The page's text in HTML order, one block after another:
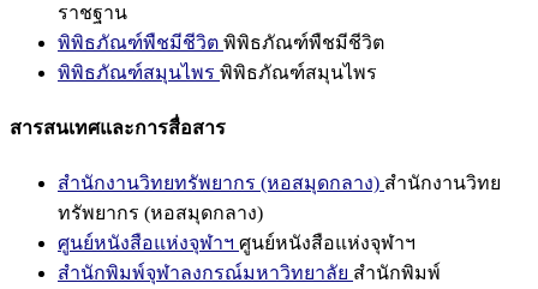
ราชฐาน
พิพิธภัณฑ์พืชมีชีวิต พิพิธภัณฑ์พืชมีชีวิต
พิพิธภัณฑ์สมุนไพร พิพิธภัณฑ์สมุนไพร
สารสนเทศและการสื่อสาร
สำนักงานวิทยทรัพยากร (หอสมุดกลาง) สำนักงานวิทย
ทรัพยากร (หอสมุดกลาง)
ศูนย์หนังสือแห่งจุฬาฯ ศูนย์หนังสือแห่งจุฬาฯ
สำนักพิมพ์จุฬาลงกรณ์มหาวิทยาลัย สำนักพิมพ์